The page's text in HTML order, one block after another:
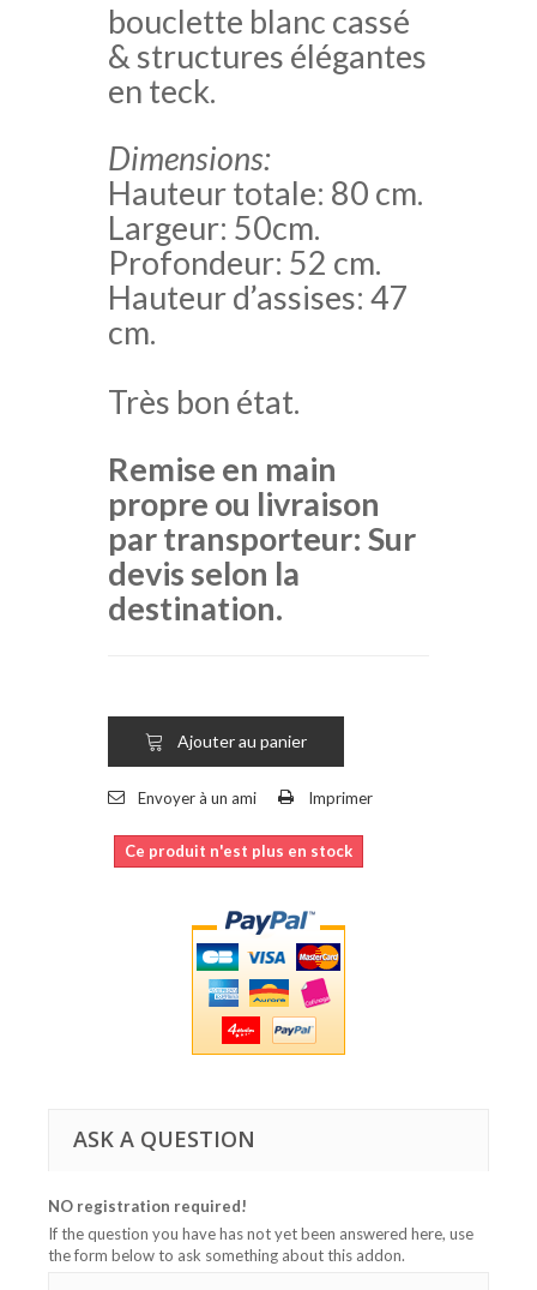
bouclette blanc cassé
& structures élégantes
en teck.
Dimensions:
Hauteur totale: 80 cm.
Largeur: 50cm.
Profondeur: 52 cm.
Hauteur d’assises: 47
cm.
Très bon état.
Remise en main
propre ou livraison
par transporteur: Sur
devis selon la
destination.
Ajouter au panier
Envoyer à un ami Imprimer
Ce produit n'est plus en stock
ASK A QUESTION
NO registration required!
If the question you have has not yet been answered here, use
the form below to ask something about this addon.